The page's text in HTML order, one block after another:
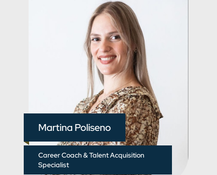
Martina Poliseno
Career Coach & Talent Acquisition
Specialist